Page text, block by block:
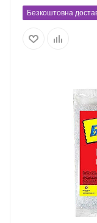
Безкоштовна